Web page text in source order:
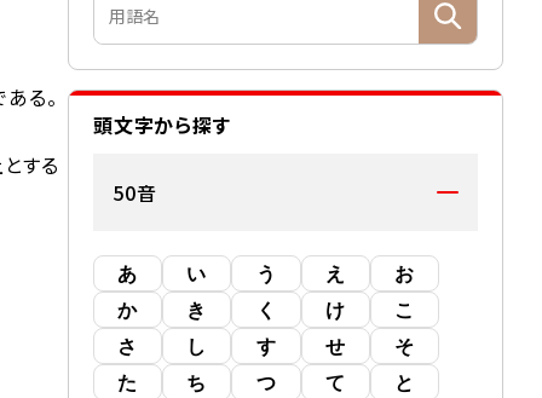
頭文字から探す
50音
あ い う え
お
か
き く け
こ
さ
し す せ
そ
た
ち つ て
と
る。
する